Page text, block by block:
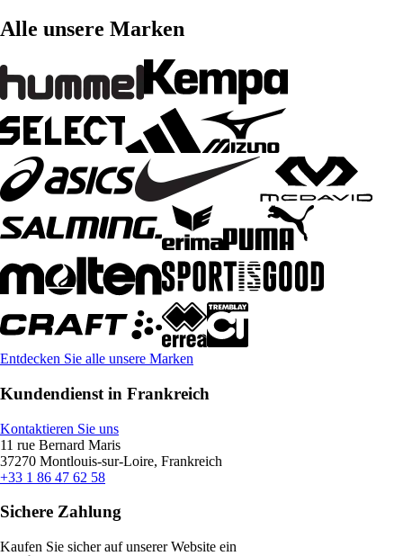
Alle unsere Marken
Entdecken Sie alle unsere Marken
Kundendienst in Frankreich
Kontaktieren Sie uns
11 rue Bernard Maris
37270 Montlouis-sur-Loire, Frankreich
+33 1 86 47 62 58
Sichere Zahlung
Kaufen Sie sicher auf unserer Website ein